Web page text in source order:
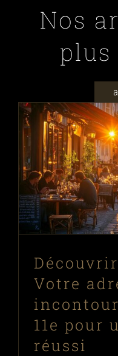
Nos
plus
Découvrir
Votre
11e pour
réussi